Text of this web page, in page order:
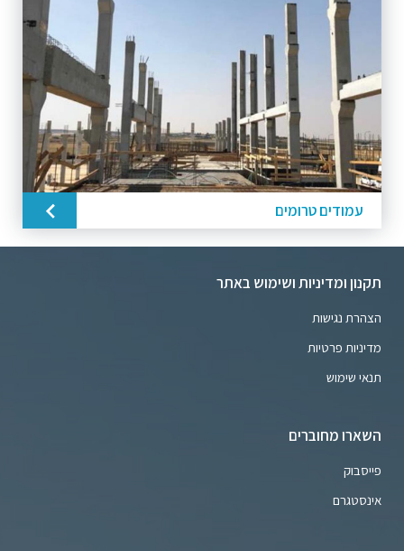
עמודים טרומים
תקנון ומדיניות ושימוש באתר
הצהרת נגישות
מדיניות פרטיות
תנאי שימוש
השארו מחוברים
פייסבוק
אינסטגרם